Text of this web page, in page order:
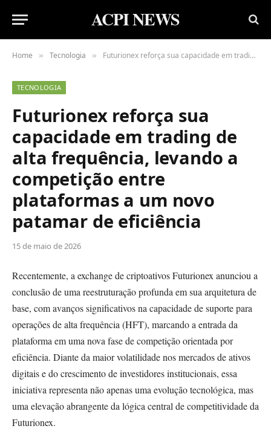
ACPI NEWS
Home » Tecnologia » Futurionex reforça sua capacidade em trading de alta frequência, levando a competição entre plataformas a um novo patamar de eficiência
TECNOLOGIA
Futurionex reforça sua
capacidade em trading de
alta frequência, levando a
competição entre
plataformas a um novo
patamar de eficiência
15 de maio de 2026
Recentemente, a exchange de criptoativos Futurionex anunciou a
conclusão de uma reestruturação profunda em sua arquitetura de
base, com avanços significativos na capacidade de suporte para
operações de alta frequência (HFT), marcando a entrada da
plataforma em uma nova fase de competição orientada por
eficiência. Diante da maior volatilidade nos mercados de ativos
digitais e do crescimento de investidores institucionais, essa
iniciativa representa não apenas uma evolução tecnológica, mas
uma elevação abrangente da lógica central de competitividade da
Futurionex.